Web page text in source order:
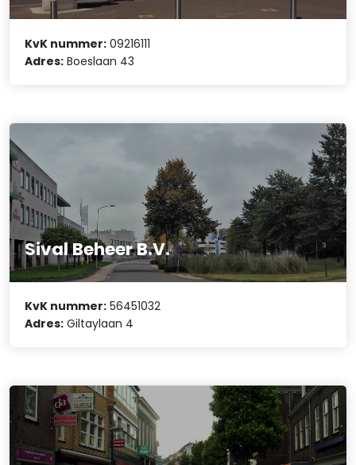
KvK nummer: 09216111
Adres: Boeslaan 43
Sival Beheer B.V.
KvK nummer: 56451032
Adres: Giltaylaan 4